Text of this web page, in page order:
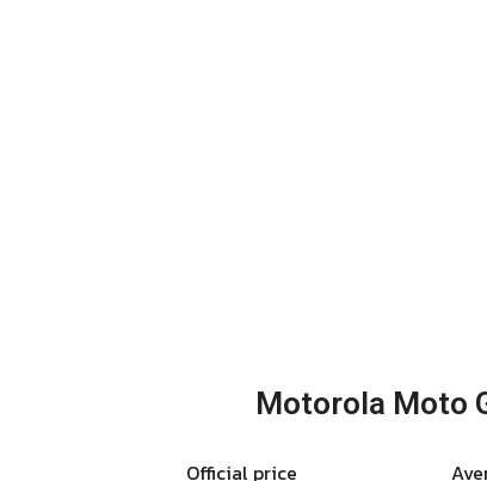
Motorola Moto
Official price